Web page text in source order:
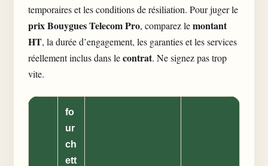
temporaires et les conditions de résiliation. Pour juger le
prix Bouygues Telecom Pro, comparez lemontant
HT, la durée d’engagement, les garanties et les services
réellement inclus dans lecontrat. Ne signez pas trop
vite.
fo
ur
ch
ett